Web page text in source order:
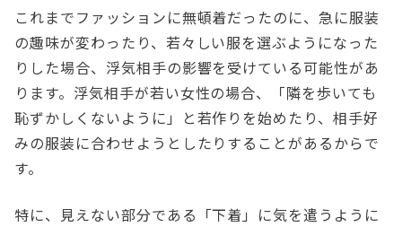
これまでファッションに無頓着だったのに、急に服装
の趣味が変わったり、若々しい服を選ぶようになった
りした場合、浮気相手の影響を受けている可能性があ
ります。浮気相手が若い女性の場合、「隣を歩いても
恥ずかしくないように」と若作りを始めたり、相手好
みの服装に合わせようとしたりすることがあるからで
す。
特に、見えない部分である「下着」に気を遣うように